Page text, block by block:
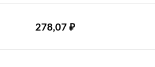
278,07 ₽